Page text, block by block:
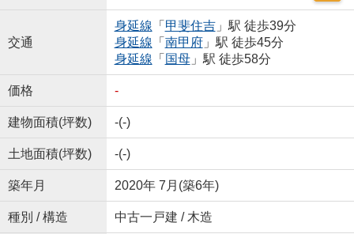
交通
身延線 「 甲斐住吉」駅 徒歩39分
身延線 「 南甲府」駅 徒歩45分
身延線 「 国母」駅 徒歩58分
価格 -
建物面積(坪数) -(-)
土地面積(坪数) -(-)
築年月 2020年 7月(築6年)
種別 / 構造 中古一戸建 / 木造